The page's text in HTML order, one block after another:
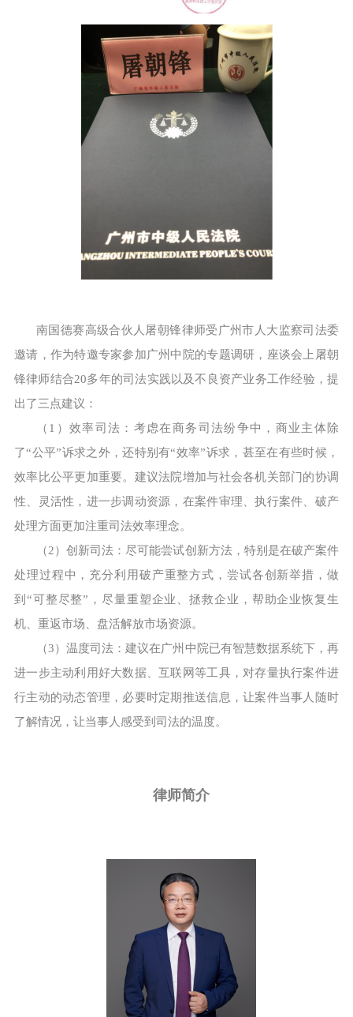
南国德赛高级合伙人屠朝锋律师受广州市人大监察司法委
邀请，作为特邀专家参加广州中院的专题调研，座谈会上屠朝
锋律师结合20多年的司法实践以及不良资产业务工作经验，提
出了三点建议：
（1）效率司法：考虑在商务司法纷争中，商业主体除
了“公平”诉求之外，还特别有“效率”诉求，甚至在有些时候，
效率比公平更加重要。建议法院增加与社会各机关部门的协调
性、灵活性，进一步调动资源，在案件审理、执行案件、破产
处理方面更加注重司法效率理念。
（2）创新司法：尽可能尝试创新方法，特别是在破产案件
处理过程中，充分利用破产重整方式，尝试各创新举措，做
到“可整尽整”，尽量重塑企业、拯救企业，帮助企业恢复生
机、重返市场、盘活解放市场资源。
（3）温度司法：建议在广州中院已有智慧数据系统下，再
进一步主动利用好大数据、互联网等工具，对存量执行案件进
行主动的动态管理，必要时定期推送信息，让案件当事人随时
了解情况，让当事人感受到司法的温度。
律师简介